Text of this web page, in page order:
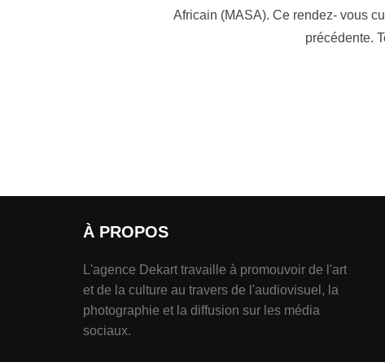
Africain (MASA). Ce rendez- vous
précédente.
À PROPOS
L'agence Dekart travaille à promouvoir de l'art
et de la culture au travers de l'audiovisuel, la
photographie et la diffusion sur les média
sociaux.